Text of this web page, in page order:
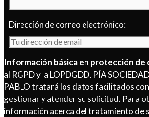
Dirección de correo electrónico:
Información básica en protección de
al RGPD y la LOPDGDD, PÍA
PABLO tratará los datos facilitados
gestionar y atender su solicitud. Para
información acerca del tratamiento de